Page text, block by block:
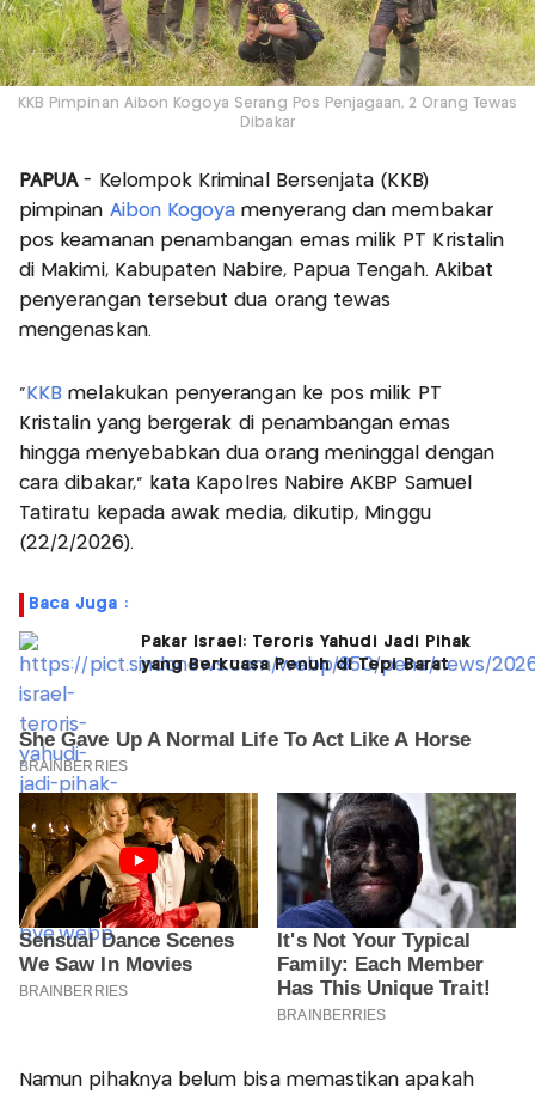
KKB Pimpinan Aibon Kogoya Serang Pos Penjagaan, 2 Orang Tewas
Dibakar
PAPUA- Kelompok Kriminal Bersenjata (KKB)
pimpinan Aibon Kogoyamenyerang dan membakar
pos keamanan penambangan emas milik PT Kristalin
di Makimi, Kabupaten Nabire, Papua Tengah. Akibat
penyerangan tersebut dua orang tewas
mengenaskan.
“ KKBmelakukan penyerangan ke pos milik PT
Kristalin yang bergerak di penambangan emas
hingga menyebabkan dua orang meninggal dengan
cara dibakar," kata Kapolres Nabire AKBP Samuel
Tatiratu kepada awak media, dikutip, Minggu
(22/2/2026).
Baca Juga :
Pakar Israel: Teroris Yahudi Jadi Pihak
yang Berkuasa Penuh di Tepi Barat
Namun pihaknya belum bisa memastikan apakah